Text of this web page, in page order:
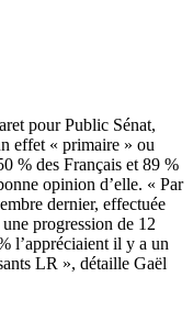
pour Public Sénat,
effet « primaire » ou
% des Français et 89 %
opinion d’elle. « Par
dernier, effectuée
progression de 12
l’appréciaient il y a un
LR », détaille Gaël